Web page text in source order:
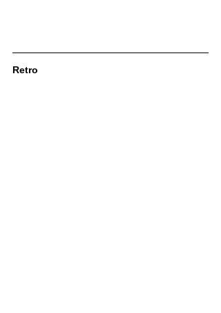
Retro